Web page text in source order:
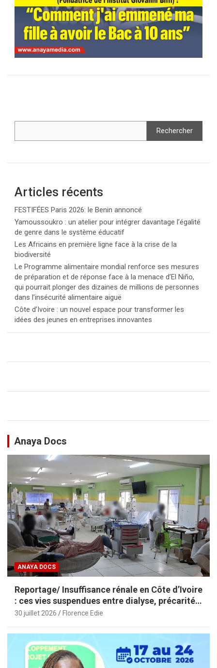
Rechercher
Articles récents
FESTIFÉES Paris 2026: le Benin annoncé
Yamoussoukro : un atelier pour intégrer davantage l’égalité
de genre dans le système éducatif
Les Africains en première ligne face à la crise de la
biodiversité
Le Programme alimentaire mondial renforce ses mesures
de préparation et de réponse face à la menace d’El Niño,
qui pourrait plonger des dizaines de millions de personnes
dans l’insécurité alimentaire aiguë
Côte d’Ivoire : un nouvel espace pour transformer les
idées des jeunes en entreprises innovantes
Anaya Docs
ANAYA DOCS
Reportage/ Insuffisance rénale en Côte d’Ivoire
: ces vies suspendues entre dialyse, précarité
et espoir
30 juillet 2026 Florence Edie